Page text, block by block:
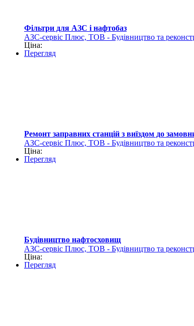
Фільтри для АЗС і нафтобаз
АЗС-сервіс Плюс, ТОВ - Будівництво та
Ціна:
Перегляд
Ремонт заправних станцій з виїздом до
АЗС-сервіс Плюс, ТОВ - Будівництво та
Ціна:
Перегляд
Будівництво нафтосховищ
АЗС-сервіс Плюс, ТОВ - Будівництво та
Ціна:
Перегляд